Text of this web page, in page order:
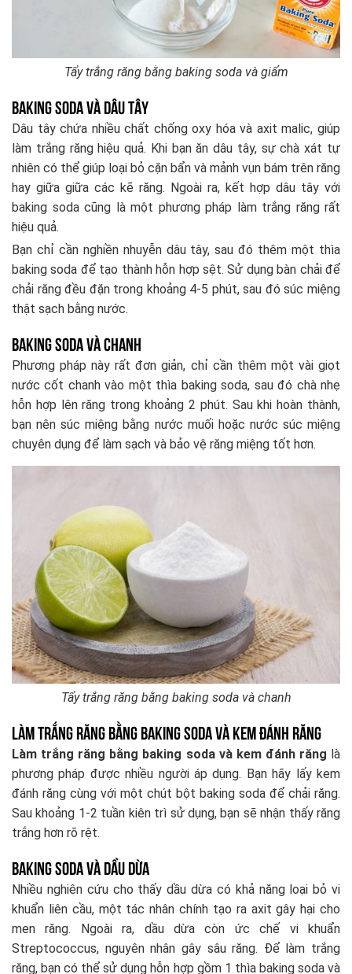
Tẩy trắng răng bằng baking soda và giấm
Baking soda và dâu tây
Dâu tây chứa nhiều chất chống oxy hóa và axit malic, giúp
làm trắng răng hiệu quả. Khi bạn ăn dâu tây, sự chà xát tự
nhiên có thể giúp loại bỏ cặn bẩn và mảnh vụn bám trên răng
hay giữa giữa các kẽ răng. Ngoài ra, kết hợp dâu tây với
baking soda cũng là một phương pháp làm trắng răng rất
hiệu quả.
Bạn chỉ cần nghiền nhuyễn dâu tây, sau đó thêm một thìa
baking soda để tạo thành hỗn hợp sệt. Sử dụng bàn chải để
chải răng đều đặn trong khoảng 4-5 phút, sau đó súc miệng
thật sạch bằng nước.
Baking soda và chanh
Phương pháp này rất đơn giản, chỉ cần thêm một vài giọt
nước cốt chanh vào một thìa baking soda, sau đó chà nhẹ
hỗn hợp lên răng trong khoảng 2 phút. Sau khi hoàn thành,
bạn nên súc miệng bằng nước muối hoặc nước súc miệng
chuyên dụng để làm sạch và bảo vệ răng miệng tốt hơn.
Tẩy trắng răng bằng baking soda và chanh
Làm trắng răng bằng baking soda và kem đánh răng
Làm trắng răng bằng baking soda và kem đánh răng là
phương pháp được nhiều người áp dụng. Bạn hãy lấy kem
đánh răng cùng với một chút bột baking soda để chải răng.
Sau khoảng 1-2 tuần kiên trì sử dụng, bạn sẽ nhận thấy răng
trắng hơn rõ rệt.
Baking soda và dầu dừa
Nhiều nghiên cứu cho thấy dầu dừa có khả năng loại bỏ vi
khuẩn liên cầu, một tác nhân chính tạo ra axit gây hại cho
men răng. Ngoài ra, dầu dừa còn ức chế vi khuẩn
Streptococcus, nguyên nhân gây sâu răng. Để làm trắng
răng, bạn có thể sử dụng hỗn hợp gồm 1 thìa baking soda và